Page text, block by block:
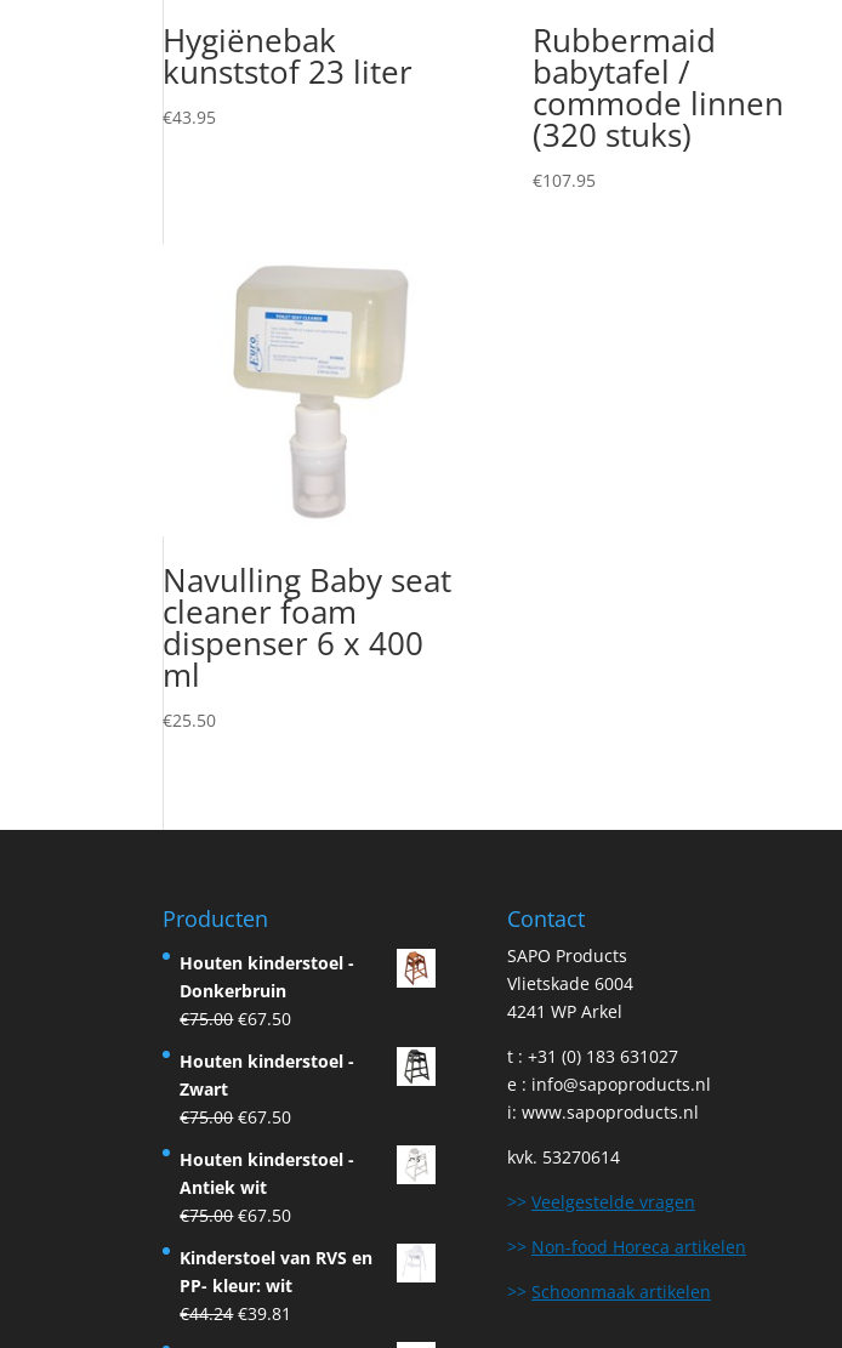
Hygiënebak
kunststof 23 liter
€43.95
Rubbermaid
babytafel /
commode linnen
(320 stuks)
€107.95
Navulling Baby seat
cleaner foam
dispenser 6 x 400
ml
€25.50
Producten
Houten kinderstoel -
Donkerbruin
€75.00Original
was:
€67.50Current
is:
Houten kinderstoel -
Zwart
€75.00Original
was:
€75.00.
€67.50Current
is:
Houten kinderstoel -
Antiek wit
€75.00Original
was:
€75.00.
€67.50Current
is:
€67.50.
Kinderstoel van RVS en
PP- kleur: wit
€44.24Original
€39.81
Contact
SAPO Products
Vlietskade 6004
4241 WP Arkel
t : +31 (0) 183 631027
e : info@sapoproducts.nl
i: www.sapoproducts.nl
kvk. 53270614
>> Veelgestelde vragen
>> Non-food Horeca artikelen
>> Schoonmaak artikelen